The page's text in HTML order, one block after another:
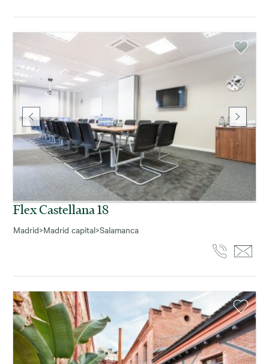
Flex Castellana 18
Madrid>Madrid capital>Salamanca